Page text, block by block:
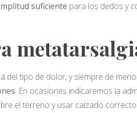
suficiente para los dedos y
del tipo de dolor, y siempre de
. En ocasiones indicaremos la
el terreno y usar calzado correcto.